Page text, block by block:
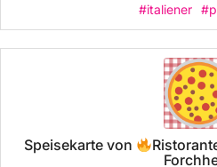
#italiener
Speisekarte von